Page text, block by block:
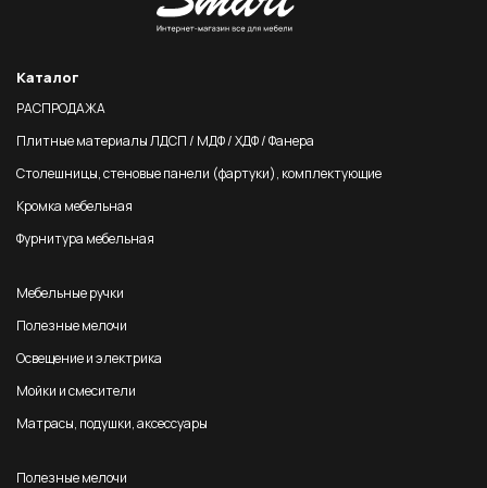
Каталог
РАСПРОДАЖА
Плитные материалы ЛДСП / МДФ / ХДФ / Фанера
Столешницы, стеновые панели (фартуки), комплектующие
Кромка мебельная
Фурнитура мебельная
Мебельные ручки
Полезные мелочи
Освещение и электрика
Мойки и смесители
Матрасы, подушки, аксессуары
Полезные мелочи